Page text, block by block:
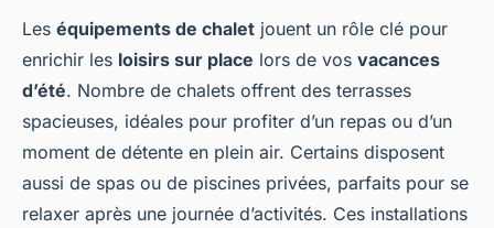
Les équipements de chalet jouent un rôle clé pour
enrichir les loisirs sur place lors de vos vacances
d’été. Nombre de chalets offrent des terrasses
spacieuses, idéales pour profiter d’un repas ou d’un
moment de détente en plein air. Certains disposent
aussi de spas ou de piscines privées, parfaits pour se
relaxer après une journée d’activités. Ces installations